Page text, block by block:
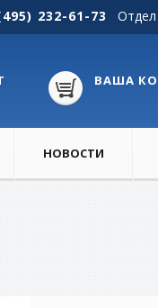
232-61-73 Отдел
ВАША
НОВОСТИ